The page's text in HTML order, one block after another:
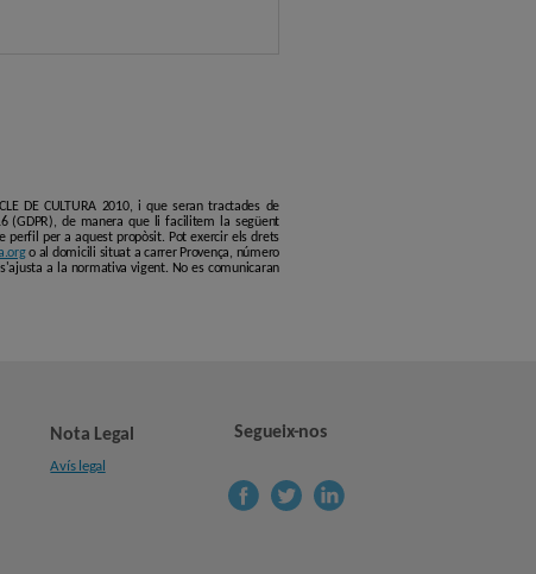
DE CULTURA 2010, i que seran tractades de
(GDPR), de manera que li facilitem la següent
per a aquest propòsit. Pot exercir els drets
o al domicili situat a carrer Provença, número
a la normativa vigent. No es comunicaran
Nota Legal
Avís legal
Segueix-nos